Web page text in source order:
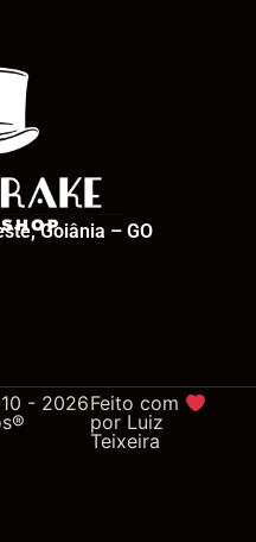
Goiânia – GO
- 2026Feito com
por Luiz
Teixeira